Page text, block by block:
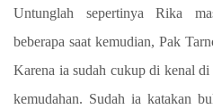
Untunglah sepertinya Rika
beberapa saat kemudian, Pak
Karena ia sudah cukup di kenal
kemudahan. Sudah ia katakan